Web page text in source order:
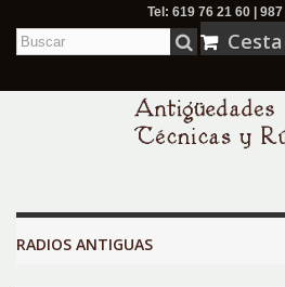
Tel: 619 76 21 60 |
Cesta
RADIOS ANTIGUAS